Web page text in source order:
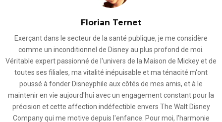
Florian Ternet
Exerçant dans le secteur de la santé publique, je me considère
comme un inconditionnel de Disney au plus profond de moi.
Véritable expert passionné de l'univers de la Maison de Mickey et de
toutes ses filiales, ma vitalité inépuisable et ma ténacité m'ont
poussé à fonder Disneyphile aux côtés de mes amis, et à le
maintenir en vie aujourd'hui avec un engagement constant pour la
précision et cette affection indéfectible envers The Walt Disney
Company qui me motive depuis l'enfance. Pour moi, l'harmonie